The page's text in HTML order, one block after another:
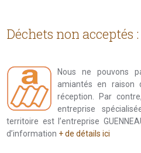
Déchets non acceptés :
Nous ne pouvons
amiantés en raison
réception. Par
entreprise
territoire est l’entreprise
d’information + de détails ici